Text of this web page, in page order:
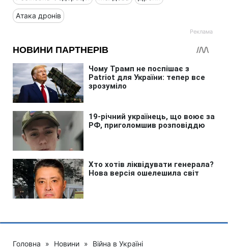
Атака дронів
Головна » Новини » Війна в Україні